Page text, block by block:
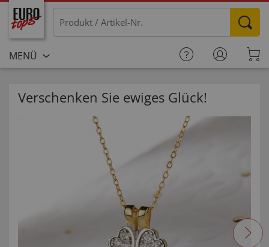
MENÜ
Verschenken Sie ewiges Glück!